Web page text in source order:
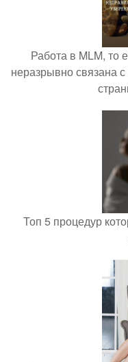
Работа в MLM, то
неразрывно связана с
Топ 5 процедур